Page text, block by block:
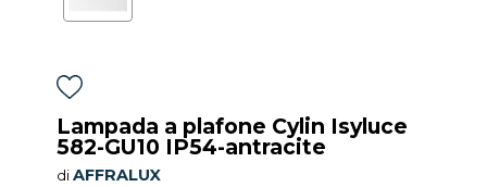
Lampada a plafone Cylin Isyluce
582-GU10 IP54-antracite
diAFFRALUX